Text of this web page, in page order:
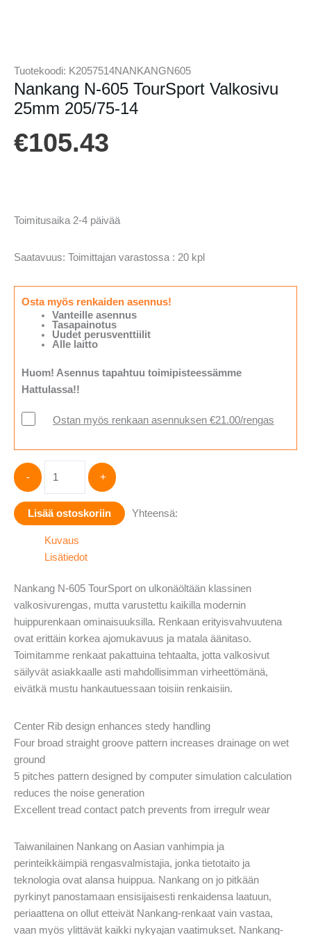
Tuotekoodi: K2057514NANKANGN605
Nankang N-605 TourSport Valkosivu
25mm 205/75-14
€105.43
Toimitusaika 2-4 päivää
Saatavuus: Toimittajan varastossa : 20 kpl
Osta myös renkaiden asennus!
Vanteille asennus
Tasapainotus
Uudet perusventtiilit
Alle laitto
Huom! Asennus tapahtuu toimipisteessämme
Hattulassa!!
Ostan myös renkaan asennuksen €21.00/rengas
-
605
TourSport
Valkosivu
25mm
14
määrä
+
Lisää ostoskoriin Yhteensä:
Kuvaus
Lisätiedot
Nankang N-605 TourSport on ulkonäöltään klassinen
valkosivurengas, mutta varustettu kaikilla modernin
huippurenkaan ominaisuuksilla. Renkaan erityisvahvuutena
ovat erittäin korkea ajomukavuus ja matala äänitaso.
Toimitamme renkaat pakattuina tehtaalta, jotta valkosivut
säilyvät asiakkaalle asti mahdollisimman virheettömänä,
eivätkä mustu hankautuessaan toisiin renkaisiin.
Center Rib design enhances stedy handling
Four broad straight groove pattern increases drainage on wet
ground
5 pitches pattern designed by computer simulation calculation
reduces the noise generation
Excellent tread contact patch prevents from irregulr wear
Taiwanilainen Nankang on Aasian vanhimpia ja
perinteikkäimpiä rengasvalmistajia, jonka tietotaito ja
teknologia ovat alansa huippua. Nankang on jo pitkään
pyrkinyt panostamaan ensisijaisesti renkaidensa laatuun,
periaattena on ollut etteivät Nankang-renkaat vain vastaa,
vaan myös ylittävät kaikki nykyajan vaatimukset. Nankang-